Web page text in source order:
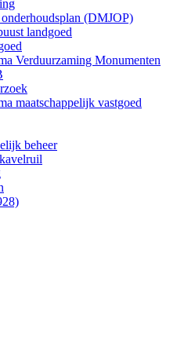
(DMJOP)
landgoed
Verduurzaming Monumenten
maatschappelijk vastgoed
beheer